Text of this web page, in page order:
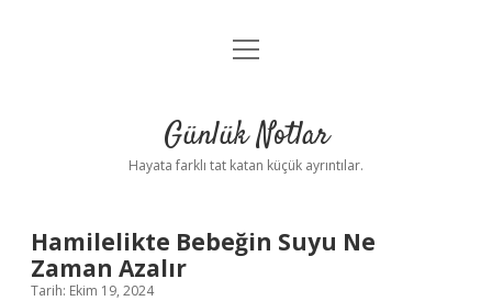
Anasayfa
Yasal Uyarı
menüyü
Günlük Notlar
Hayata farklı tat katan küçük ayrıntılar.
Hamilelikte Bebeğin Suyu Ne
Zaman Azalır
Tarih: Ekim 19, 2024